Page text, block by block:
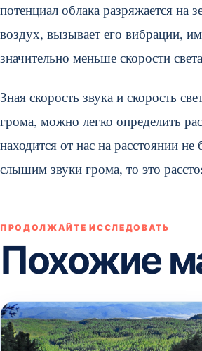
потенциал облака разряжается на
воздух, вызывает его вибрации,
значительно меньше скорости
Зная скорость звука и скорость
грома, можно легко определить
находится от нас на расстоянии
слышим звуки грома, то это
ПРОДОЛЖАЙТЕ ИССЛЕДОВАТЬ
Похожие